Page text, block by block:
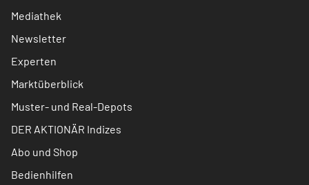
Mediathek
Newsletter
Experten
Marktüberblick
Muster- und Real-Depots
DER AKTIONÄR Indizes
Abo und Shop
Bedienhilfen